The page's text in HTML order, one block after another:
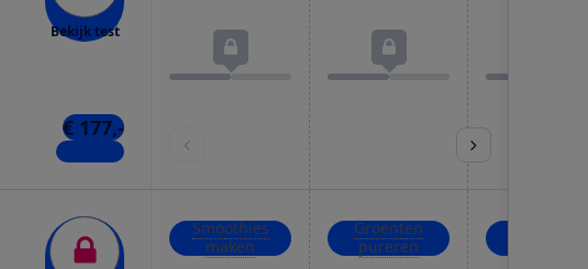
Bekijk test
€ 177,-
4 winkels
Smoothies
maken
Groenten
pureren